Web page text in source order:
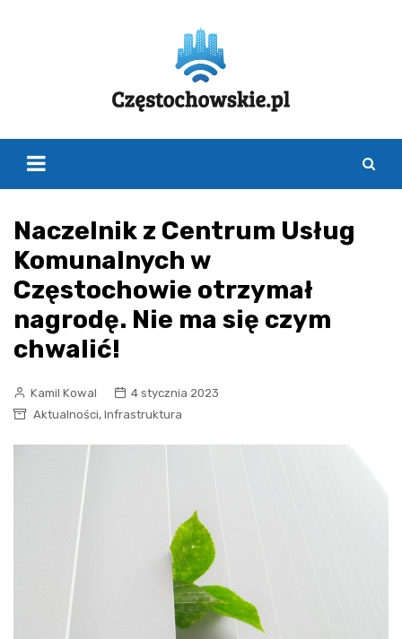
Naczelnik z Centrum Usług
Komunalnych w
Częstochowie otrzymał
nagrodę. Nie ma się czym
chwalić!
Kamil Kowal
4 stycznia 2023
Aktualności, Infrastruktura